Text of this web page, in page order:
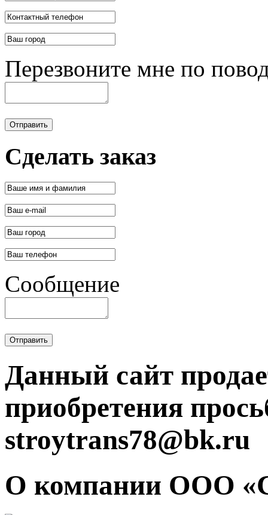
Перезвоните мне по
Отправить
Сделать заказ
Сообщение
Отправить
Данный сайт
приобретения
stroytrans78@bk.ru
О компании ООО